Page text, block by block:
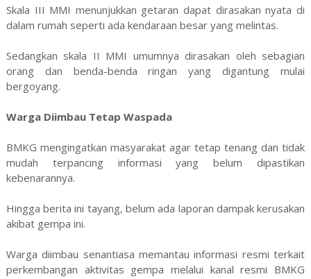
Skala III MMI menunjukkan getaran dapat dirasakan nyata di
dalam rumah seperti ada kendaraan besar yang melintas.
Sedangkan skala II MMI umumnya dirasakan oleh sebagian
orang dan benda-benda ringan yang digantung mulai
bergoyang.
Warga Diimbau Tetap Waspada
BMKG mengingatkan masyarakat agar tetap tenang dan tidak
mudah terpancing informasi yang belum dipastikan
kebenarannya.
Hingga berita ini tayang, belum ada laporan dampak kerusakan
akibat gempa ini.
Warga diimbau senantiasa memantau informasi resmi terkait
perkembangan aktivitas gempa melalui kanal resmi BMKG